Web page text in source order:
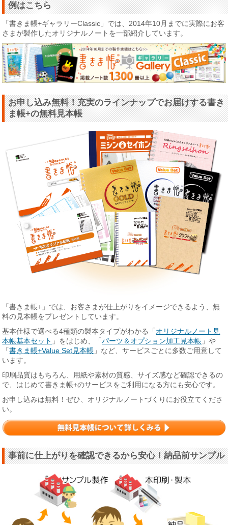
例はこちら
「書きま帳+ギャラリーClassic」では、2014年10月までに実際にお客
さまが製作したオリジナルノートを一部紹介しています。
お申し込み無料！充実のラインナップでお届けする書き
ま帳+の無料見本帳
「書きま帳+」では、お客さまが仕上がりをイメージできるよう、無
料の見本帳をプレゼントしています。
基本仕様で選べる4種類の製本タイプがわかる「 オリジナルノート見
本帳基本セット 」をはじめ、「パーツ＆オプション加工見本帳 」や
「書きま帳+Value Set見本帳 」など、サービスごとに多数ご用意して
います。
印刷品質はもちろん、用紙や素材の質感、サイズ感など確認できるの
で、はじめて書きま帳+のサービスをご利用になる方にも安心です。
お申し込みは無料！ぜひ、オリジナルノートづくりにお役立てくださ
い。
事前に仕上がりを確認できるから安心！納品前サンプル